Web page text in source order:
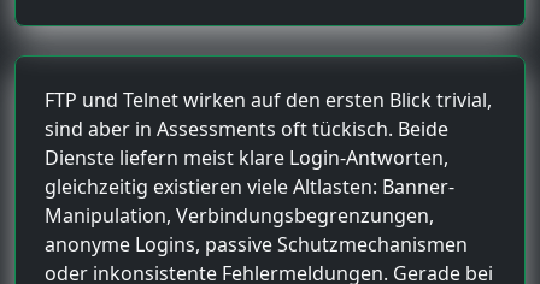
FTP und Telnet wirken auf den ersten Blick trivial,
sind aber in Assessments oft tückisch. Beide
Dienste liefern meist klare Login-Antworten,
gleichzeitig existieren viele Altlasten: Banner-
Manipulation, Verbindungsbegrenzungen,
anonyme Logins, passive Schutzmechanismen
oder inkonsistente Fehlermeldungen. Gerade bei